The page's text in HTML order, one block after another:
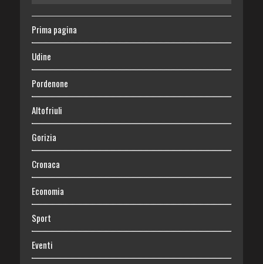
Prima pagina
Udine
Pordenone
Altofriuli
Gorizia
Cronaca
Economia
Sport
Eventi